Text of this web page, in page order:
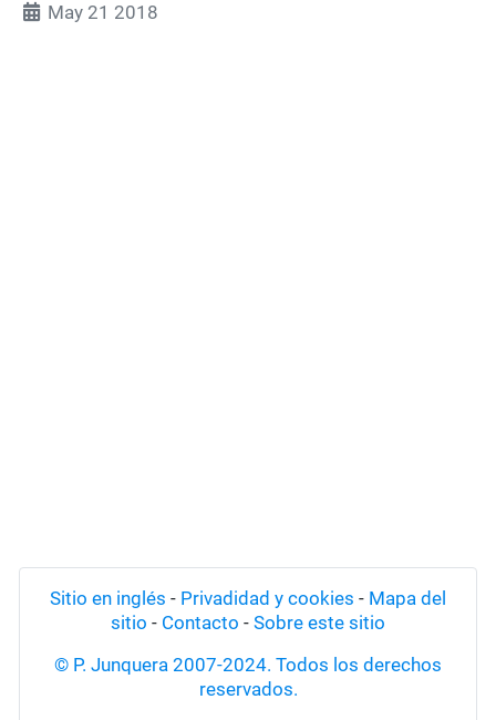
May 21 2018
Sitio en inglés - Privadidad y cookies - Mapa del
sitio - Contacto - Sobre este sitio
© P. Junquera 2007-2024. Todos los derechos
reservados.